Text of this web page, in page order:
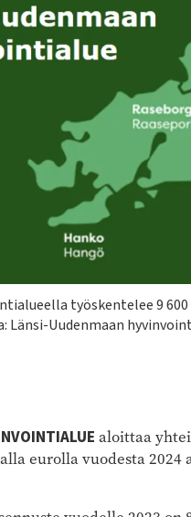
työskentelee 9
Länsi-Uudenmaan
aloittaa
eurolla vuodesta